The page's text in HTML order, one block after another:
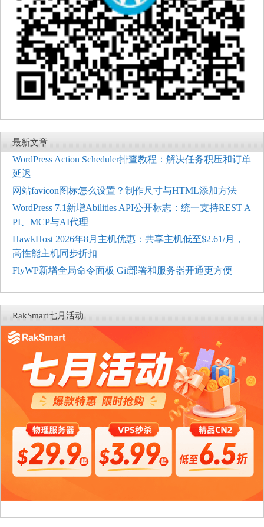
最新文章
WordPress Action Scheduler排查教程：解决任务积压和订单
延迟
网站favicon图标怎么设置？制作尺寸与HTML添加方法
WordPress 7.1新增Abilities API公开标志：统一支持REST A
PI、MCP与AI代理
HawkHost 2026年8月主机优惠：共享主机低至$2.61/月，
高性能主机同步折扣
FlyWP新增全局命令面板 Git部署和服务器开通更方便
RakSmart七月活动